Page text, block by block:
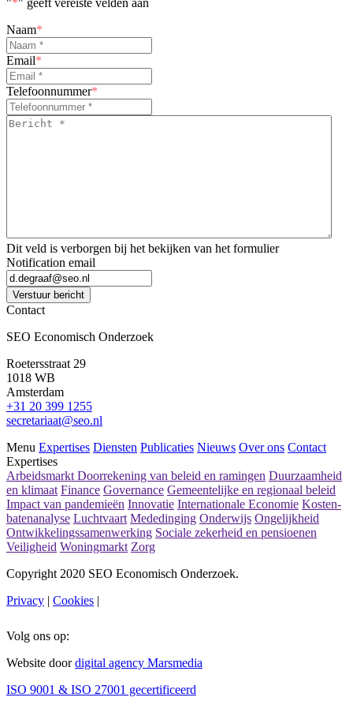
"*" geeft vereiste velden aan
Naam*
Email*
Telefoonnummer*
Bericht
Dit veld is verborgen bij het bekijken van het formulier
Notification email
Verstuur bericht
Contact
SEO Economisch Onderzoek
Roetersstraat 29
1018 WB
Amsterdam
+31 20 399 1255
secretariaat@seo.nl
Menu Expertises Diensten Publicaties Nieuws Over ons Contact
Expertises
Arbeidsmarkt Doorrekening van beleid en ramingen Duurzaamheid
en klimaat Finance Governance Gemeentelijke en regionaal beleid
Impact van pandemieën Innovatie Internationale Economie Kosten-
batenanalyse Luchtvaart Mededinging Onderwijs Ongelijkheid
Ontwikkelingssamenwerking Sociale zekerheid en pensioenen
Veiligheid Woningmarkt Zorg
Copyright 2020 SEO Economisch Onderzoek.
Privacy | Cookies |
Volg ons op:
Website doordigital agency Marsmedia
ISO 9001 & ISO 27001 gecertificeerd